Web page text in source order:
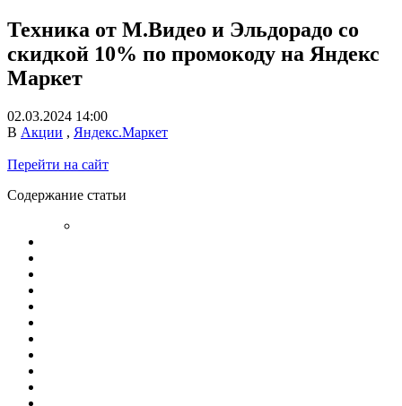
Техника от М.Видео и Эльдорадо со
скидкой 10% по промокоду на Яндекс
Маркет
02.03.2024 14:00
В Акции , Яндекс.Маркет
Перейти на сайт
Содержание статьи